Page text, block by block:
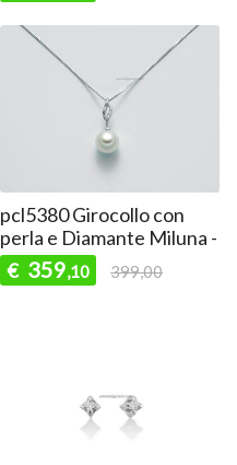
pcl5380 Girocollo con
perla e Diamante Miluna -
€ 359,10 399,00